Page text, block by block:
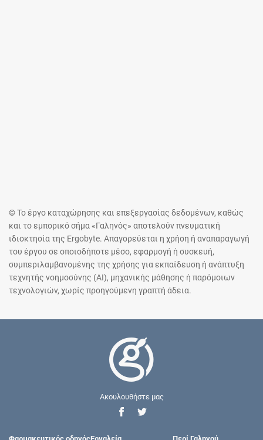
© Το έργο καταχώρησης και επεξεργασίας δεδομένων, καθώς
και το εμπορικό σήμα «Γαληνός» αποτελούν πνευματική
ιδιοκτησία της Ergobyte. Απαγορεύεται η χρήση ή αναπαραγωγή
του έργου σε οποιοδήποτε μέσο, εφαρμογή ή συσκευή,
συμπεριλαμβανομένης της χρήσης για εκπαίδευση ή ανάπτυξη
τεχνητής νοημοσύνης (AI), μηχανικής μάθησης ή παρόμοιων
τεχνολογιών, χωρίς προηγούμενη γραπτή άδεια.
Ακουλουθήστε μας